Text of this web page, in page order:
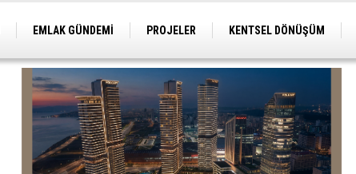
EMLAK GÜNDEMİ PROJELER KENTSEL DÖNÜŞÜM